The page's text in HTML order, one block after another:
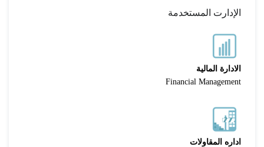
الإدارت المستخدمة
الادارة المالية
Financial Management
اداره المقاولات